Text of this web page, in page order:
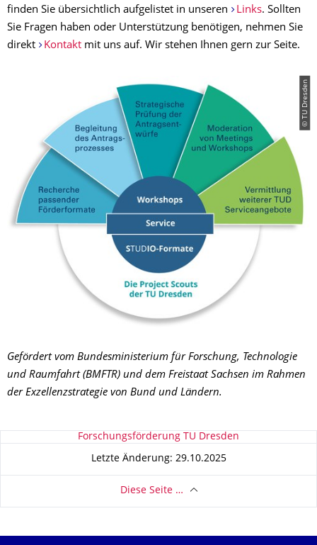
finden Sie übersichtlich aufgelistet in unseren
Links. Sollten
Sie Fragen haben oder Unterstützung benötigen, nehmen Sie
direkt
Kontaktmit uns auf. Wir stehen Ihnen gern zur Seite.
© TU Dresden
Gefördert vom Bundesministerium für Forschung, Technologie
und Raumfahrt (BMFTR) und dem Freistaat Sachsen im Rahmen
der Exzellenzstrategie von Bund und Ländern.
Zu dieser SeiteForschungsförderung TU Dresden
Letzte Änderung: 29.10.2025
Diese Seite …